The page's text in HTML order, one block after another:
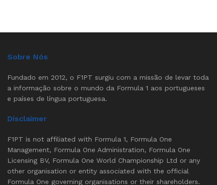
Sobre Nós
Fundado em 2012, o F1PT surgiu com a missão de levar toda
a informação sobre o mundo da Formula 1 aos portugueses
e países de língua portuguesa.
Disclaimer
F1PT is not affiliated with Formula 1, Formula One
Management, Formula One Administration, Formula One
Licensing BV, Formula One World Championship Ltd or any
other organisation or entity associated with the official
Formula One governing organisations or their shareholders.